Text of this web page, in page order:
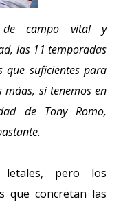
de campo vital y
las 11 temporadas
que suficientes para
máas, si tenemos en
de Tony Romo,
letales, pero los
que concretan las